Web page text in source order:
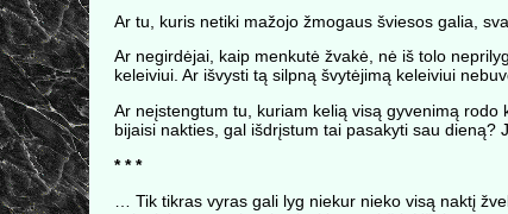
Ar tu, kuris netiki mažojo žmogaus šviesos galia,
Ar negirdėjai, kaip menkutė žvakė, nė iš tolo
keleiviui. Ar išvysti tą silpną švytėjimą keleiviui
Ar neįstengtum tu, kuriam kelią visą gyvenimą
bijaisi nakties, gal išdrįstum tai pasakyti sau
* * *
… Tik tikras vyras gali lyg niekur nieko visą naktį